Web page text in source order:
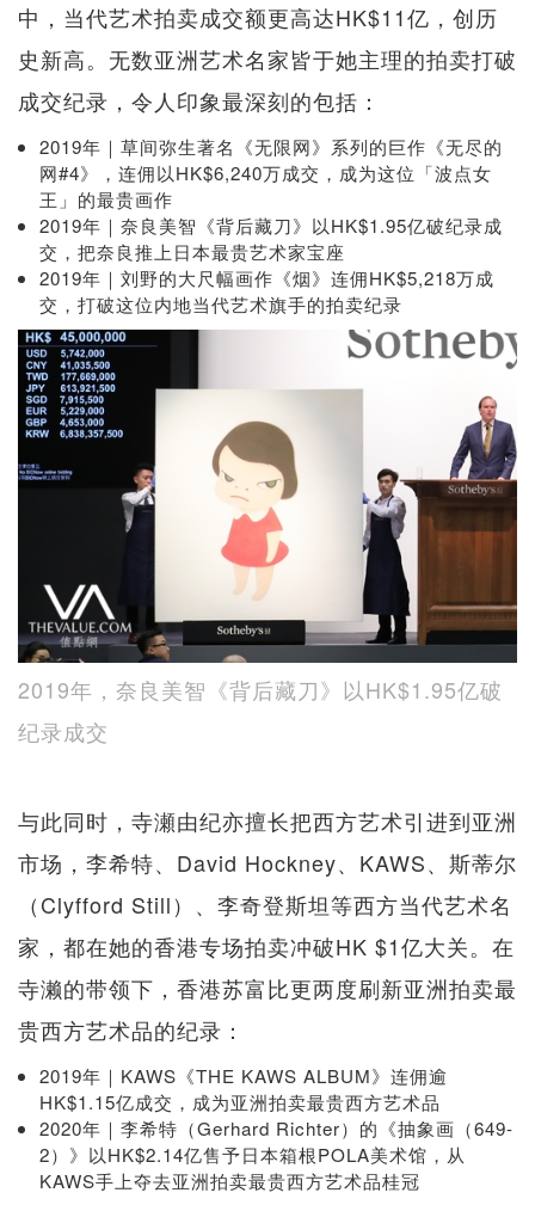
中，当代艺术拍卖成交额更高达HK$11亿，创历
史新高。无数亚洲艺术名家皆于她主理的拍卖打破
成交纪录，令人印象最深刻的包括：
2019年｜草间弥生著名《无限网》系列的巨作《无尽的
网#4》，连佣以HK$6,240万成交，成为这位「波点女
王」的最贵画作
2019年｜奈良美智《背后藏刀》以HK$1.95亿破纪录成
交，把奈良推上日本最贵艺术家宝座
2019年｜刘野的大尺幅画作《烟》连佣HK$5,218万成
交，打破这位内地当代艺术旗手的拍卖纪录
2019年，奈良美智《背后藏刀》以HK$1.95亿破
纪录成交
与此同时，寺瀬由纪亦擅长把西方艺术引进到亚洲
市场，李希特、David Hockney、KAWS、斯蒂尔
（Clyfford Still）、李奇登斯坦等西方当代艺术名
家，都在她的香港专场拍卖冲破HK $1亿大关。在
寺濑的带领下，香港苏富比更两度刷新亚洲拍卖最
贵西方艺术品的纪录：
2019年｜KAWS《THE KAWS ALBUM》连佣逾
HK$1.15亿成交，成为亚洲拍卖最贵西方艺术品
2020年｜李希特（Gerhard Richter）的《抽象画（649-
2）》以HK$2.14亿售予日本箱根POLA美术馆，从
KAWS手上夺去亚洲拍卖最贵西方艺术品桂冠